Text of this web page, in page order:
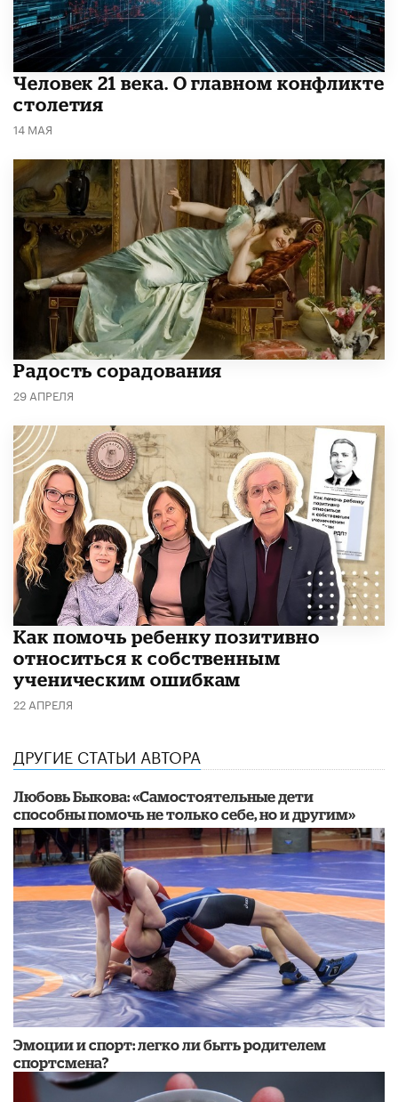
​Человек 21 века. О главном конфликте
столетия
14 МАЯ
Радость сорадования
29 АПРЕЛЯ
Как помочь ребенку позитивно
относиться к собственным
ученическим ошибкам
22 АПРЕЛЯ
ДРУГИЕ СТАТЬИ АВТОРА
Любовь Быкова: «Самостоятельные дети
способны помочь не только себе, но и другим»
Эмоции и спорт: легко ли быть родителем
спортсмена?